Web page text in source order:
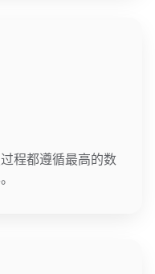
程都遵循最高的数